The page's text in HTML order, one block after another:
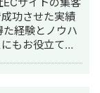
功させた実績
経験とノウハ
もお役立てで